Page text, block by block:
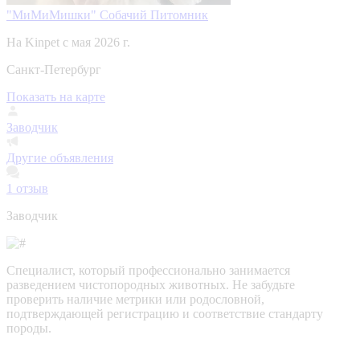
"МиМиМишки" Собачий Питомник
На Kinpet c мая 2026 г.
Санкт-Петербург
Показать на карте
Заводчик
Другие объявления
1 отзыв
Заводчик
Специалист, который профессионально занимается
разведением чистопородных животных. Не забудьте
проверить наличие метрики или родословной,
подтверждающей регистрацию и соответствие стандарту
породы.